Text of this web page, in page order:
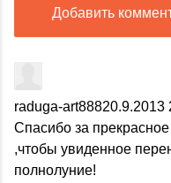
Добавить
raduga-art88820.9.2013
Спасибо за прекрасное
,чтобы увиденное
полнолуние!